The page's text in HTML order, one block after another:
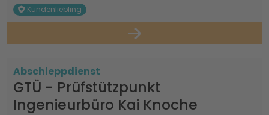
Kundenliebling
Abschleppdienst
GTÜ - Prüfstützpunkt
Ingenieurbüro Kai Knoche